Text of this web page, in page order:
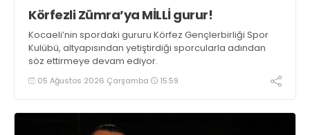
Körfezli Zümra’ya MİLLİ gurur!
Kocaeli’nin spordaki gururu Körfez Gençlerbirliği Spor
Kulübü, altyapısından yetiştirdiği sporcularla adından
söz ettirmeye devam ediyor.
05 Ağustos 2026 Çarşamba 15:59